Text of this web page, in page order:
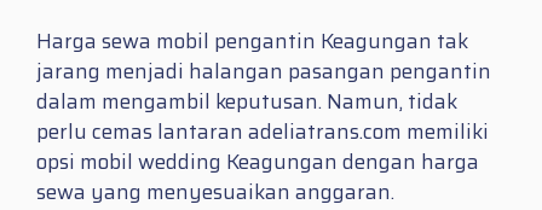
Harga sewa mobil pengantin Keagungan tak
jarang menjadi halangan pasangan pengantin
dalam mengambil keputusan. Namun, tidak
perlu cemas lantaran adeliatrans.com memiliki
opsi mobil wedding Keagungan dengan harga
sewa yang menyesuaikan anggaran.